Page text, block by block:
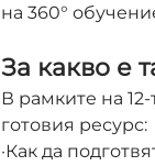
на 360°
За какво е
В рамките на
готовия ресурс:
·Как да